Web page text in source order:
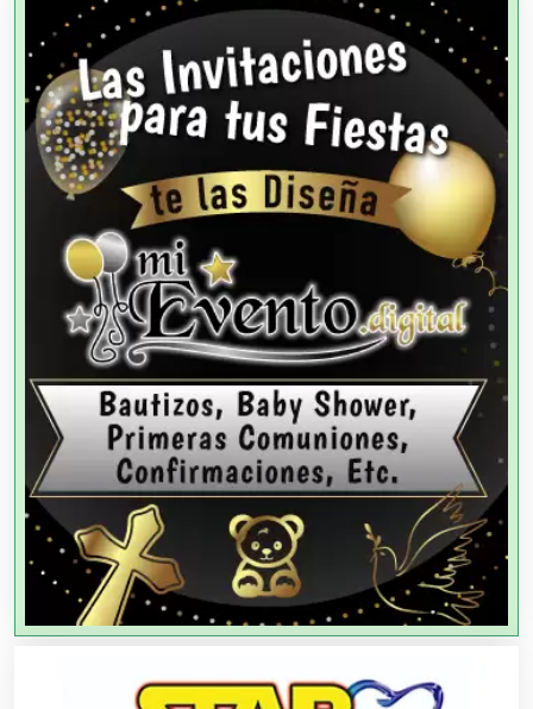
Agencias de Autos
Agencias de Cobranza
Agencias de Colocación
Agencias de Modelos
Agencias de Publicidad
Agencias de Viajes
Agricultores